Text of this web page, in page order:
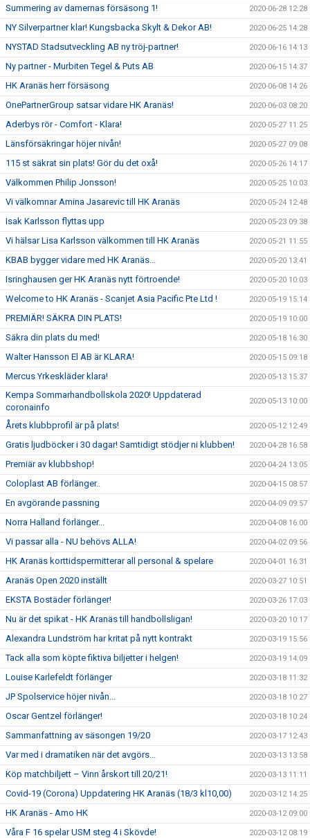
Summering av damernas försäsong 1! 2020-06-28 12:28
NY Silverpartner klar! Kungsbacka Skylt & Dekor AB! 2020-06-25 14:28
NYSTAD Stadsutveckling AB ny tröj-partner! 2020-06-16 14:13
Ny partner - Murbiten Tegel & Puts AB 2020-06-15 14:37
HK Aranäs herr försäsong 2020-06-08 14:26
OnePartnerGroup satsar vidare HK Aranäs! 2020-06-03 08:20
Aderbys rör - Comfort - Klara! 2020-05-27 11:25
Länsförsäkringar höjer nivån! 2020-05-27 09:08
115 st säkrat sin plats! Gör du det oxå! 2020-05-26 14:17
Välkommen Philip Jonsson! 2020-05-25 10:03
Vi välkomnar Amina Jasarevic till HK Aranäs 2020-05-24 12:48
Isak Karlsson flyttas upp 2020-05-23 09:38
Vi hälsar Lisa Karlsson välkommen till HK Aranäs 2020-05-21 11:55
KBAB bygger vidare med HK Aranäs... 2020-05-20 13:41
Isringhausen ger HK Aranäs nytt förtroende! 2020-05-20 10:03
Welcome to HK Aranäs - Scanjet Asia Pacific Pte Ltd ! 2020-05-19 15:14
PREMIÄR! SÄKRA DIN PLATS! 2020-05-19 10:00
Säkra din plats du med! 2020-05-18 16:30
Walter Hansson El AB är KLARA! 2020-05-15 09:18
Mercus Yrkeskläder klara! 2020-05-13 15:37
Kempa Sommarhandbollskola 2020! Uppdaterad
coronainfo
2020-05-13 10:00
Årets klubbprofil är på plats! 2020-05-12 12:49
Gratis ljudböcker i 30 dagar! Samtidigt stödjer ni klubben! 2020-04-28 16:58
Premiär av klubbshop! 2020-04-24 13:05
Coloplast AB förlänger.. 2020-04-15 08:57
En avgörande passning 2020-04-09 09:57
Norra Halland förlänger... 2020-04-08 16:00
Vi passar alla - NU behövs ALLA! 2020-04-02 09:56
HK Aranäs korttidspermitterar all personal & spelare 2020-04-01 16:31
Aranäs Open 2020 inställt 2020-03-27 10:51
EKSTA Bostäder förlänger! 2020-03-26 17:03
Nu är det spikat - HK Aranäs till handbollsligan! 2020-03-20 10:17
Alexandra Lundström har kritat på nytt kontrakt 2020-03-19 15:56
Tack alla som köpte fiktiva biljetter i helgen! 2020-03-19 14:09
Louise Karlefeldt förlänger 2020-03-18 11:32
JP Spolservice höjer nivån... 2020-03-18 10:27
Oscar Gentzel förlänger! 2020-03-18 10:24
Sammanfattning av säsongen 19/20 2020-03-17 12:43
Var med i dramatiken när det avgörs... 2020-03-13 13:58
Köp matchbiljett – Vinn årskort till 20/21! 2020-03-13 11:11
Covid-19 (Corona) Uppdatering HK Aranäs (18/3 kl10,00) 2020-03-12 14:25
HK Aranäs - Amo HK 2020-03-12 09:00
Våra F 16 spelar USM steg 4 i Skövde! 2020-03-12 08:19